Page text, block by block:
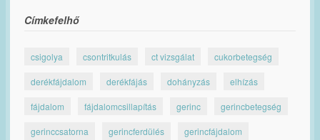
Címkefelhő
csigolya csontritkulás ct vizsgálat cukorbetegség
derékfájdalom derékfájás dohányzás elhízás
fájdalom fájdalomcsillapítás gerinc gerincbetegség
gerinccsatorna gerincferdülés gerincfájdalom